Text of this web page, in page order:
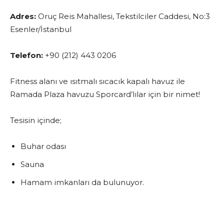
Adres: Oruç Reis Mahallesi, Tekstilciler Caddesi, No:3
Esenler/İstanbul
Telefon: +90 (212) 443 0206
Fitness alanı ve ısıtmalı sıcacık kapalı havuz ile
Ramada Plaza havuzu Sporcard’lılar için bir nimet!
Tesisin içinde;
Buhar odası
Sauna
Hamam imkanları da bulunuyor.